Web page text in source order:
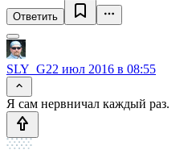
Ответить
SLY_G22 июл 2016 в 08:55
Я сам нервничал каждый раз.